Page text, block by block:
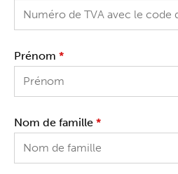
Prénom *
Nom de famille *